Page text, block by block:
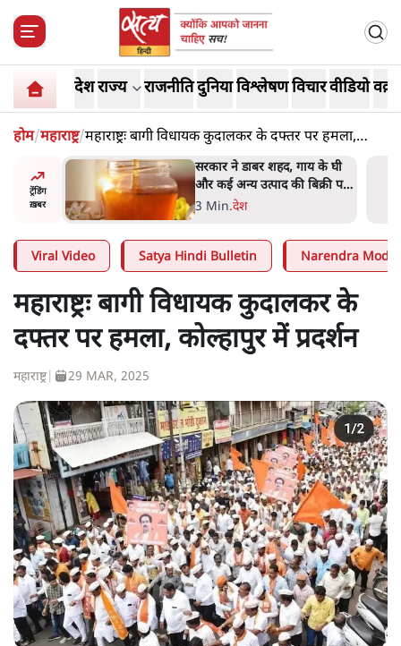
देशराज्य राजनीतिदुनियाविश्लेषणविचारवीडियो
होम/महाराष्ट्र/महाराष्ट्रः बागी विधायक कुदालकर के दफ्तर पर हमला,
कोल्हापुर में प्रदर्शन
ट्रेंडिंग
ख़बर
के घी
पर
'महाराष्ट्र में गैर बीजेपी वोटरों के
नामों को काटने की बड़ी साज़िश'-
रोहित पवार का आरोप
4 Min.महाराष्ट्र
Viral Video Satya Hindi Bulletin Narendra Modi
महाराष्ट्रः बागी विधायक कुदालकर के
दफ्तर पर हमला, कोल्हापुर में प्रदर्शन
महाराष्ट्र| 29 MAR, 2025